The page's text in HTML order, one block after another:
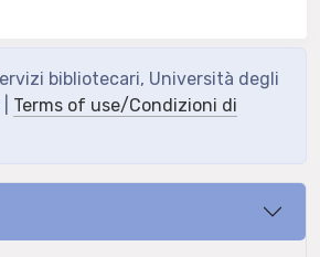
bibliotecari, Università degli
Terms of use/Condizioni di